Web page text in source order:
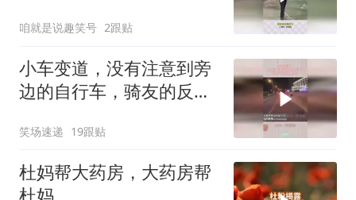
咱就是说趣笑号 2跟贴
小车变道，没有注意到旁
边的自行车，骑友的反应
笑场速递 19跟贴
杜妈帮大药房，大药房帮
杜妈